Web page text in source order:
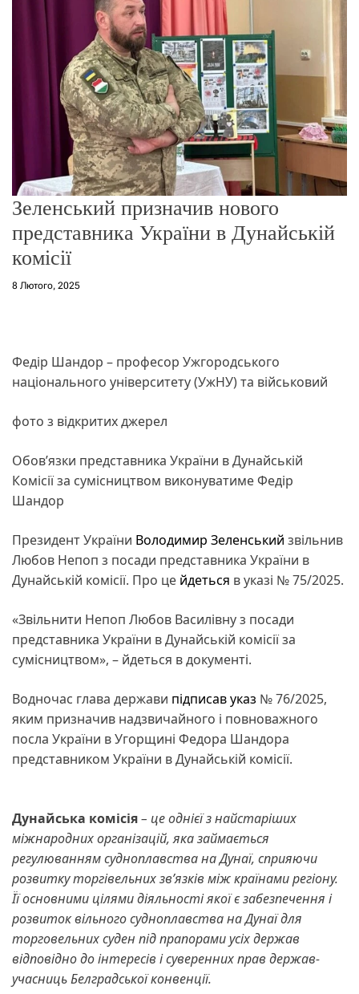
м
Зеленський призначив нового
представника України в Дунайській
комісії
8 Лютого, 2025
Федір Шандор – професор Ужгородського
національного університету (УжНУ) та військовий
фото з відкритих джерел
Обов’язки представника України в Дунайській
Комісії за сумісництвом виконуватиме Федір
Шандор
Президент України Володимир Зеленський звільнив
Любов Непоп з посади представника України в
Дунайській комісії. Про це йдеться в указі № 75/2025.
«Звільнити Непоп Любов Василівну з посади
представника України в Дунайській комісії за
сумісництвом», – йдеться в документі.
Водночас глава держави підписавуказ № 76/2025,
яким призначив надзвичайного і повноважного
посла України в Угорщині Федора Шандора
представником України в Дунайській комісії.
Дунайська комісія– це однієї з найстаріших
міжнародних організацій, яка займається
регулюванням судноплавства на Дунаї, сприяючи
розвитку торгівельних зв’язків між країнами регіону.
Її основними цілями діяльності якої є забезпечення і
розвиток вільного судноплавства на Дунаї для
торговельних суден під прапорами усіх держав
відповідно до інтересів і суверенних прав держав-
учасниць Белградської конвенції.